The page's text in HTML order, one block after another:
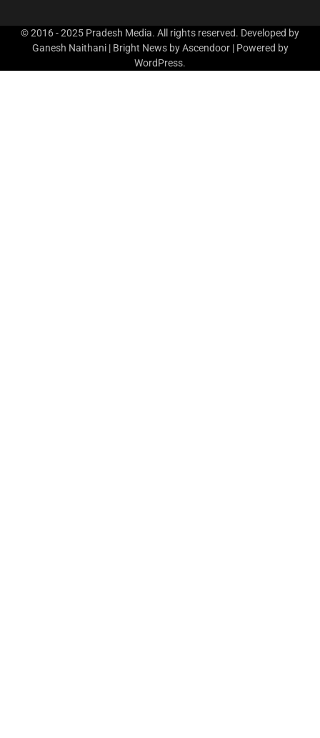
© 2016 - 2025 Pradesh Media. All rights reserved. Developed by
Ganesh Naithani | Bright News byAscendoor| Powered by
WordPress.